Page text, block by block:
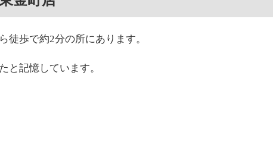
徒歩で約2分の所にあります。
と記憶しています。